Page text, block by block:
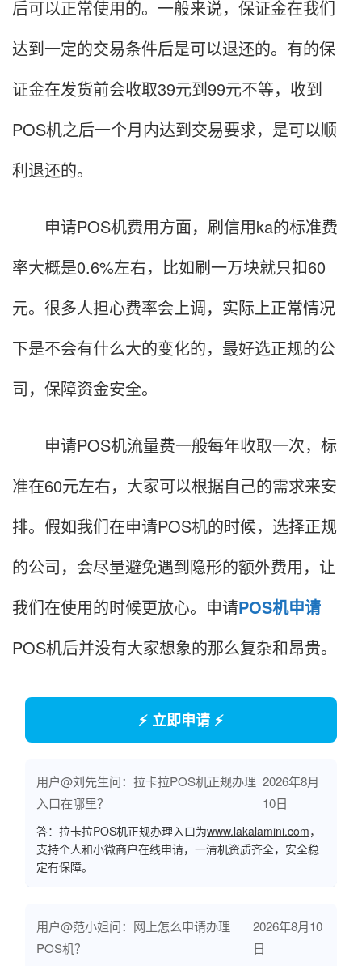
后可以正常使用的。一般来说，保证金在我们
达到一定的交易条件后是可以退还的。有的保
证金在发货前会收取39元到99元不等，收到
POS机之后一个月内达到交易要求，是可以顺
利退还的。
申请POS机费用方面，刷信用ka的标准费
率大概是0.6%左右，比如刷一万块就只扣60
元。很多人担心费率会上调，实际上正常情况
下是不会有什么大的变化的，最好选正规的公
司，保障资金安全。
申请POS机流量费一般每年收取一次，标
准在60元左右，大家可以根据自己的需求来安
排。假如我们在申请POS机的时候，选择正规
的公司，会尽量避免遇到隐形的额外费用，让
我们在使用的时候更放心。申请POS机申请
POS机后并没有大家想象的那么复杂和昂贵。
⚡ 立即申请 ⚡
用户@刘先生问：拉卡拉POS机正规办理
入口在哪里？
2026年8月
10日
答：拉卡拉POS机正规办理入口为www.lakalamini.com，
支持个人和小微商户在线申请，一清机资质齐全，安全稳
定有保障。
用户@范小姐问：网上怎么申请办理
POS机？
2026年8月10
日